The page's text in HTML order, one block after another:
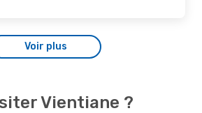
Voir plus
Vientiane ?